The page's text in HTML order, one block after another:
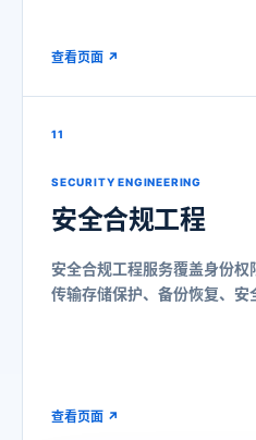
查看页面 ↗
11
SECURITY ENGINEERING
安全合规工程
安全合规工程服务覆盖身份权
传输存储保护、备份恢复、安
查看页面 ↗